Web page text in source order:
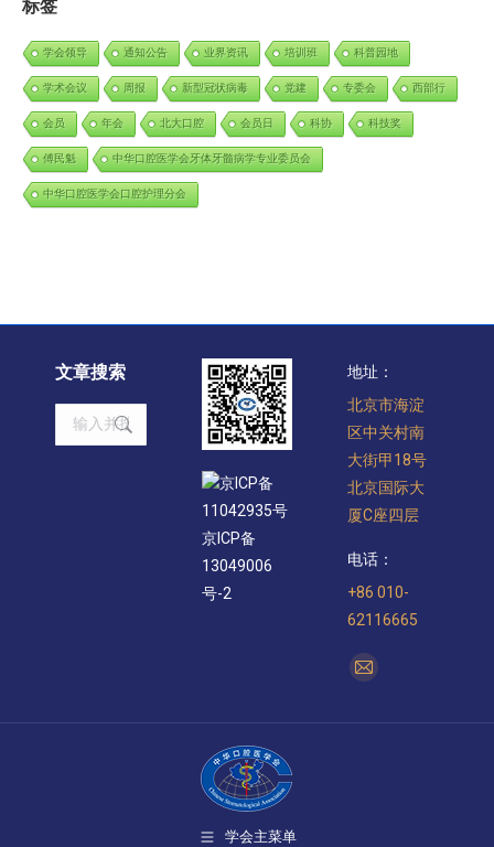
标签
学会领导 通知公告 业界资讯 培训班 科普园地
学术会议 周报 新型冠状病毒 党建 专委会 西部行
会员 年会 北大口腔 会员日 科协 科技奖
傅民魁 中华口腔医学会牙体牙髓病学专业委员会
中华口腔医学会口腔护理分会
文章搜索
Search:
京ICP备
11042935号
京ICP备
13049006
号-2
地址：
北京市海淀
区中关村南
大街甲18号
北京国际大
厦C座四层
电话：
+86 010-
62116665
找到我们：
Mail
学会主菜单